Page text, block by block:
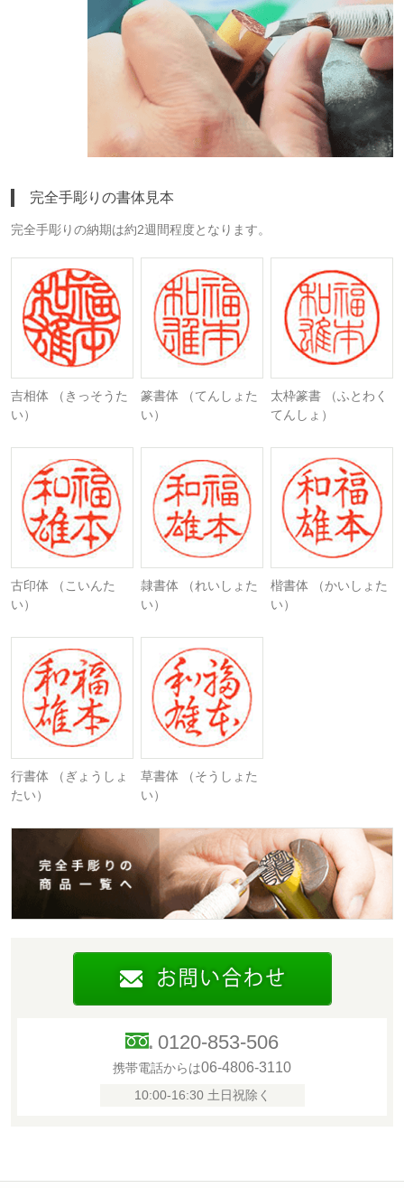
完全手彫りの書体見本
完全手彫りの納期は約2週間程度となります。
吉相体 （きっそうた
い）
篆書体 （てんしょた
い）
太枠篆書 （ふとわく
てんしょ）
古印体 （こいんた
い）
隷書体 （れいしょた
い）
楷書体 （かいしょた
い）
行書体 （ぎょうしょ
たい）
草書体 （そうしょた
い）
0120-853-506
携帯電話からは06-4806-3110
10:00-16:30 土日祝除く